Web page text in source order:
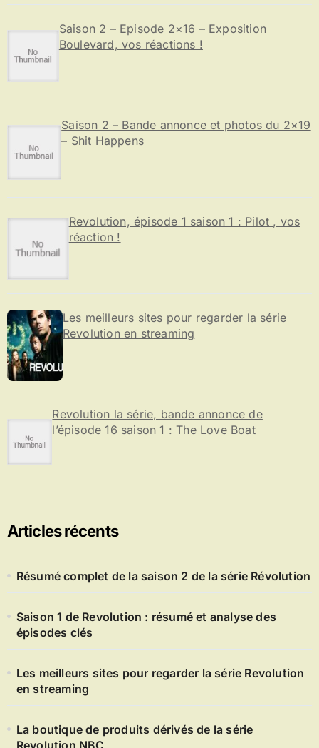
Saison 2 – Episode 2×16 – Exposition
Boulevard, vos réactions !
Saison 2 – Bande annonce et photos du 2×19
– Shit Happens
Revolution, épisode 1 saison 1 : Pilot , vos
réaction !
Les meilleurs sites pour regarder la série
Revolution en streaming
Revolution la série, bande annonce de
l’épisode 16 saison 1 : The Love Boat
Articles récents
Résumé complet de la saison 2 de la série Révolution
Saison 1 de Revolution : résumé et analyse des
épisodes clés
Les meilleurs sites pour regarder la série Revolution
en streaming
La boutique de produits dérivés de la série
Revolution NBC